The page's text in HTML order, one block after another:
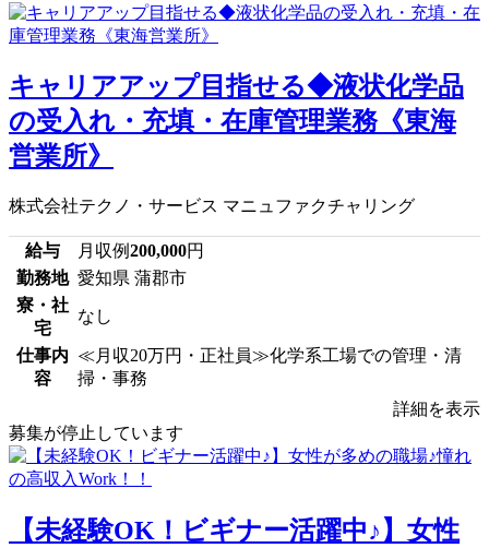
キャリアアップ目指せる◆液状化学品
の受入れ・充填・在庫管理業務《東海
営業所》
株式会社テクノ・サービス マニュファクチャリング
給与 月収例200,000円
勤務地 愛知県 蒲郡市
寮・社
宅
なし
仕事内
容
≪月収20万円・正社員≫化学系工場での管理・清
掃・事務
詳細を表示
募集が停止しています
【未経験OK！ビギナー活躍中♪】女性